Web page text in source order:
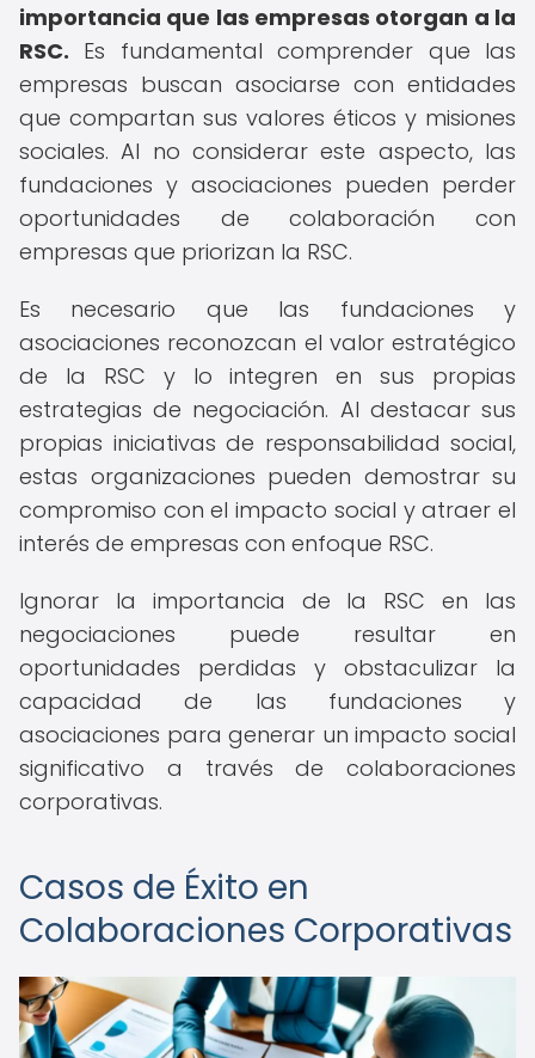
importancia que las empresas otorgan a la
RSC. Es fundamental comprender que las
empresas buscan asociarse con entidades
que compartan sus valores éticos y misiones
sociales. Al no considerar este aspecto, las
fundaciones y asociaciones pueden perder
oportunidades de colaboración con
empresas que priorizan la RSC.
Es necesario que las fundaciones y
asociaciones reconozcan el valor estratégico
de la RSC y lo integren en sus propias
estrategias de negociación. Al destacar sus
propias iniciativas de responsabilidad social,
estas organizaciones pueden demostrar su
compromiso con el impacto social y atraer el
interés de empresas con enfoque RSC.
Ignorar la importancia de la RSC en las
negociaciones puede resultar en
oportunidades perdidas y obstaculizar la
capacidad de las fundaciones y
asociaciones para generar un impacto social
significativo a través de colaboraciones
corporativas.
Casos de Éxito en
Colaboraciones Corporativas